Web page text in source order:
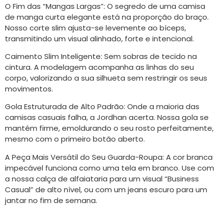
O Fim das “Mangas Largas”: O segredo de uma camisa
de manga curta elegante está na proporção do braço.
Nosso corte slim ajusta-se levemente ao bíceps,
transmitindo um visual alinhado, forte e intencional.
Caimento Slim Inteligente: Sem sobras de tecido na
cintura. A modelagem acompanha as linhas do seu
corpo, valorizando a sua silhueta sem restringir os seus
movimentos.
Gola Estruturada de Alto Padrão: Onde a maioria das
camisas casuais falha, a Jordhan acerta. Nossa gola se
mantém firme, emoldurando o seu rosto perfeitamente,
mesmo com o primeiro botão aberto.
A Peça Mais Versátil do Seu Guarda-Roupa: A cor branca
impecável funciona como uma tela em branco. Use com
a nossa calça de alfaiataria para um visual “Business
Casual” de alto nível, ou com um jeans escuro para um
jantar no fim de semana.